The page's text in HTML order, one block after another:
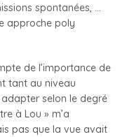
spontanées, …
approche poly
de l’importance de
tant au niveau
selon le degré
à Lou » m’a
pas que la vue avait